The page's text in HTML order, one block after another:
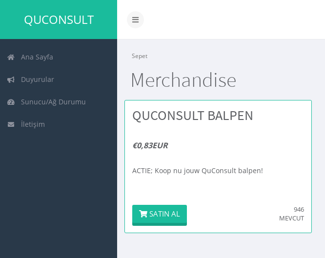
QUCONSULT
Gezinmeyi
Ana Sayfa
Duyurular
Sunucu/Ağ Durumu
İletişim
Sepet
Merchandise
QUCONSULT BALPEN
€0,83EUR
ACTIE; Koop nu jouw QuConsult balpen!
SATIN AL
946
MEVCUT